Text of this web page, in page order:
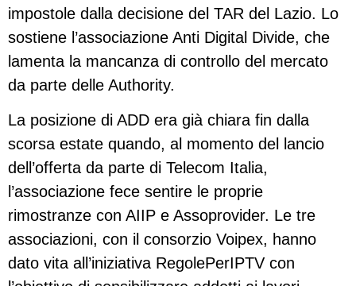
impostole dalla decisione del TAR del Lazio. Lo
sostiene l’associazione Anti Digital Divide, che
lamenta la mancanza di controllo del mercato
da parte delle Authority.
La posizione di ADD era già chiara fin dalla
scorsa estate quando, al momento del lancio
dell’offerta da parte di Telecom Italia,
l’associazione fece sentire le proprie
rimostranze con AIIP e Assoprovider. Le tre
associazioni, con il consorzio Voipex, hanno
dato vita all’iniziativa RegolePerIPTV con